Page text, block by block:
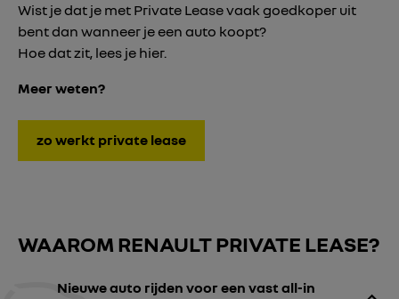
Wist je dat je met Private Lease vaak goedkoper uit
bent dan wanneer je een auto koopt?
Hoe dat zit, lees je hier.
Meer weten?
zo werkt private lease
WAAROM RENAULT PRIVATE LEASE?
Nieuwe auto rijden voor een vast all-in